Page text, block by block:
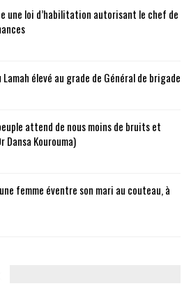
une loi d’habilitation autorisant le chef de
élevé au grade de Général de brigade
attend de nous moins de bruits et
Kourouma)
femme éventre son mari au couteau, à